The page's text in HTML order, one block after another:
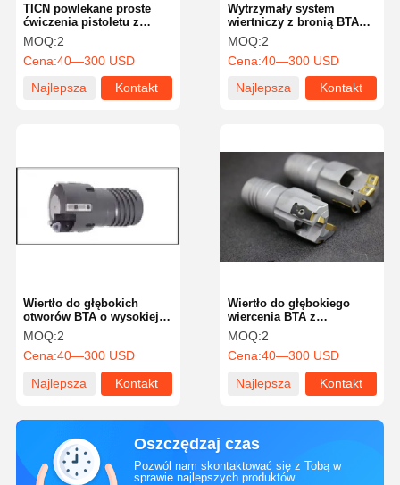
TICN powlekane proste
ćwiczenia pistoletu z
pistoletu 10-20 mm do
dokładnego wiercenia
głębokiego otworu
MOQ:2
Cena:40—300 USD
Najlepsza
Kontakt
Wytrzymały system
wiertniczy z bronią BTA
Precyzyjne narzędzie
wiertnicze BTA do
wiercenia metalu
MOQ:2
Cena:40—300 USD
Najlepsza
Kontakt
Wiertło do głębokich
otworów BTA o wysokiej
precyzji, narzędzie
wiertnicze ze stabilnym
procesem
MOQ:2
Cena:40—300 USD
Najlepsza
Kontakt
Wiertło do głębokiego
wiercenia BTA z
pojedynczym rowkiem,
wydajny proces skrawania
metali
MOQ:2
Cena:40—300 USD
Najlepsza
Kontakt
Oszczędzaj czas
Pozwól nam skontaktować się z Tobą w
sprawie najlepszych produktów.